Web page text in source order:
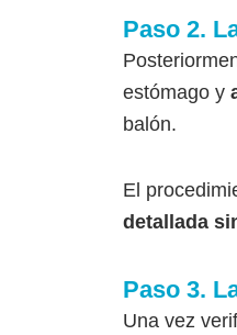
Paso 2.
estómago y
balón.
El
detallada
Paso 3.
Una vez